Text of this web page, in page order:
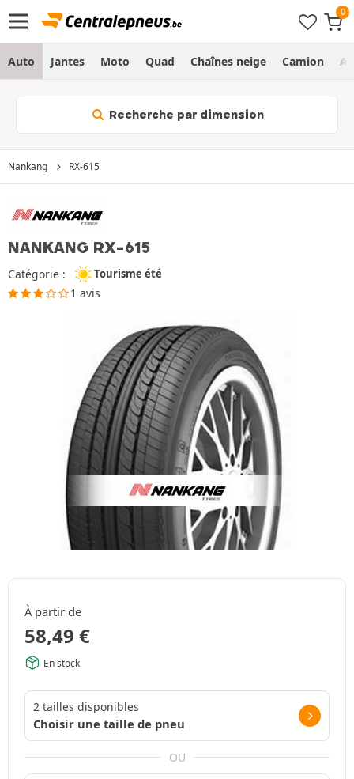
Auto Jantes Moto Quad Chaînes neige Camion
Recherche par dimension
Nankang RX-615
NANKANG RX-615
Catégorie : Tourisme été
1 avis
À partir de
58,49 €
En stock
2 tailles disponibles
Choisir une taille de pneu
OU